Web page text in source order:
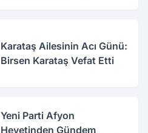
Karataş Ailesinin Acı Günü:
Birsen Karataş Vefat Etti
Yeni Parti Afyon
Heyetinden Gündem